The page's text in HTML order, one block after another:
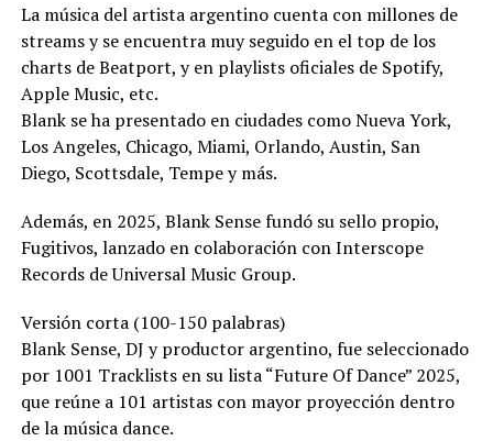
La música del artista argentino cuenta con millones de
streams y se encuentra muy seguido en el top de los
charts de Beatport, y en playlists oficiales de Spotify,
Apple Music, etc.
Blank se ha presentado en ciudades como Nueva York,
Los Angeles, Chicago, Miami, Orlando, Austin, San
Diego, Scottsdale, Tempe y más.
Además, en 2025, Blank Sense fundó su sello propio,
Fugitivos, lanzado en colaboración con Interscope
Records de Universal Music Group.
Versión corta (100-150 palabras)
Blank Sense, DJ y productor argentino, fue seleccionado
por 1001 Tracklists en su lista “Future Of Dance” 2025,
que reúne a 101 artistas con mayor proyección dentro
de la música dance.